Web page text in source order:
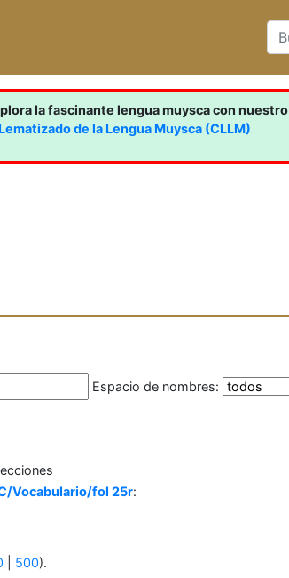
la fascinante lengua muysca con nuestro
de la Lengua Muysca (CLLM)
Espacio de nombres:
Vocabulario/fol 25r:
500).